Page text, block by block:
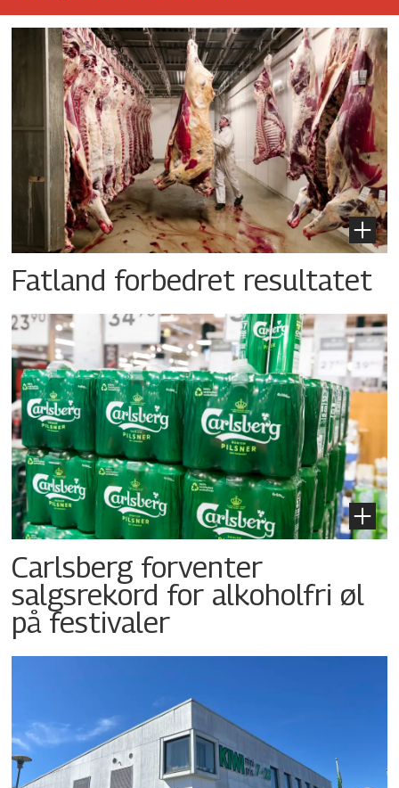
Fatland forbedret resultatet
Carlsberg forventer
salgsrekord for alkoholfri øl
på festivaler